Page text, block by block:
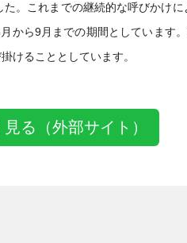
。これまでの継続的な呼びかけ
ら9月までの期間としています
けることとしています。
る（外部サイト）